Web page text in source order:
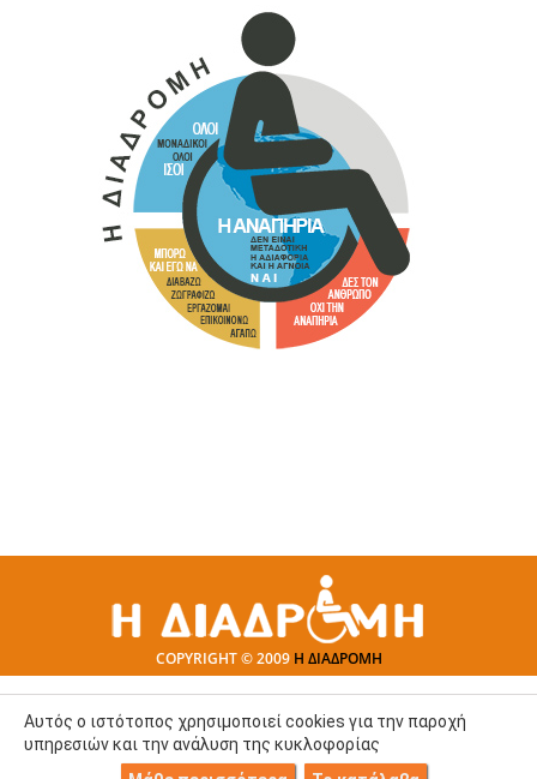
COPYRIGHT © 2009 Η ΔΙΑΔΡΟΜΗ
Αυτός ο ιστότοπος χρησιμοποιεί cookies για την παροχή
υπηρεσιών και την ανάλυση της κυκλοφορίας